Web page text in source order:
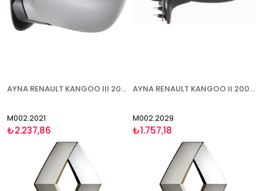
AYNA RENAULT KANGOO III 2008-2013 ELEKTRİKLİ ISITMALI ASTARLI SOL
M002.2021
₺2.237,86
AYNA RENAULT KANGOO II 2003-2007 ELEKTRİKLİ ISITMALI ASFERİK SAĞ
M002.2029
₺1.757,18